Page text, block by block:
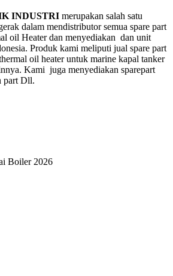
INDUSTRI merupakan salah satu
dalam mendistributor semua spare part
oil Heater dan menyediakan dan unit
Produk kami meliputi jual spare part
oil heater untuk marine kapal tanker
Kami juga menyediakan sparepart
part Dll.
Boiler 2026